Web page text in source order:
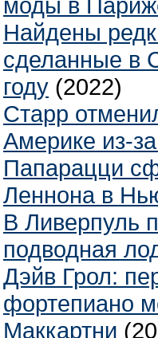
Найдены
сделанные в
году (2022)
Старр
Америке из-
Папарацци
Леннона в
В Ливерпуль
подводная
Дэйв Грол:
фортепиано
Маккартни